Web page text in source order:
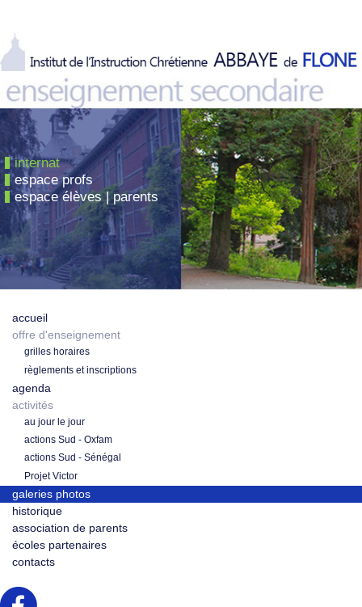
internat
espace profs
espace élèves | parents
accueil
offre d'enseignement
grilles horaires
règlements et inscriptions
agenda
activités
au jour le jour
actions Sud - Oxfam
actions Sud - Sénégal
Projet Victor
galeries photos
historique
association de parents
écoles partenaires
contacts